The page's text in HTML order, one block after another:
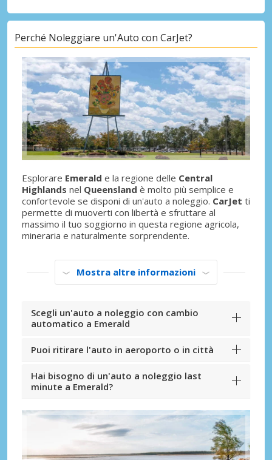
Perché Noleggiare un'Auto con CarJet?
Esplorare Emerald e la regione delle Central
Highlands nel Queensland è molto più semplice e
confortevole se disponi di un'auto a noleggio. CarJet ti
permette di muoverti con libertà e sfruttare al
massimo il tuo soggiorno in questa regione agricola,
mineraria e naturalmente sorprendente.
Mostra altre informazioni
Scegli un'auto a noleggio con cambio
automatico a Emerald
Puoi ritirare l'auto in aeroporto o in città
Hai bisogno di un'auto a noleggio last
minute a Emerald?